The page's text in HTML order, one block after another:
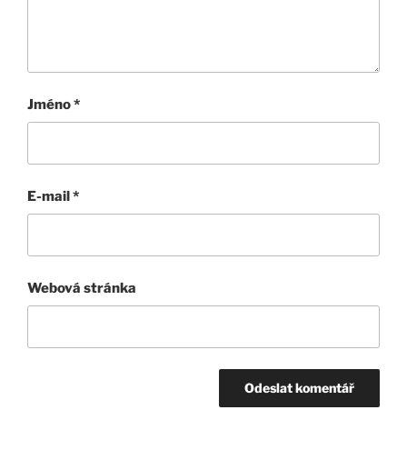
Jméno*
E-mail*
Webová stránka